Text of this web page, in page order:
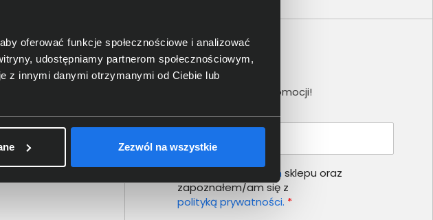
oferować funkcje społecznościowe i analizować
udostępniamy partnerom społecznościowym,
z innymi danymi otrzymanymi od Ciebie lub
Zezwól na wszystkie
i autoryzacje
Newsletter
Nie przegap żadnej promocji!
regulamin sklepu oraz
zapoznałem/am się z
polityką prywatności. *